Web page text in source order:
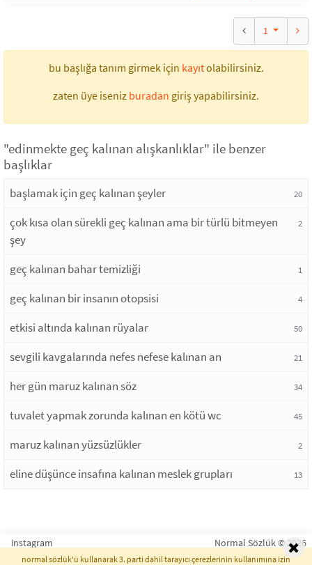
1
bu başlığa tanım girmek için kayıtolabilirsiniz.
zaten üye iseniz buradan giriş yapabilirsiniz.
"edinmekte geç kalınan alışkanlıklar" ile benzer
başlıklar
başlamak için geç kalınan şeyler 20
çok kısa olan sürekli geç kalınan ama bir türlü bitmeyen
şey
2
geç kalınan bahar temizliği 1
geç kalınan bir insanın otopsisi 4
etkisi altında kalınan rüyalar 50
sevgili kavgalarında nefes nefese kalınan an 21
her gün maruz kalınan söz 34
tuvalet yapmak zorunda kalınan en kötü wc 45
maruz kalınan yüzsüzlükler 2
eline düşünce insafına kalınan meslek grupları 13
instagram Normal Sözlük © 2026
normal sözlük'ü kullanarak 3. parti dahil tarayıcı çerezlerinin kullanımına izin